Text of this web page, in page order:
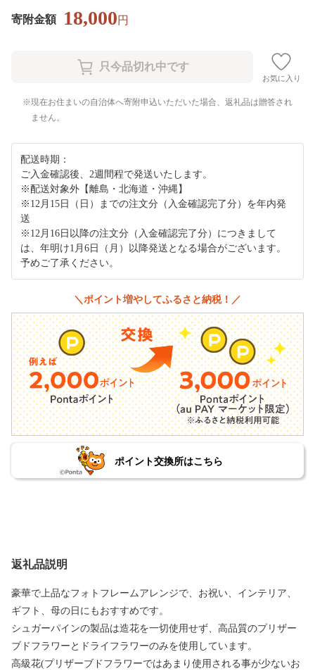
寄附金額 18,000円
お気に入り
現在お住まいの自治体へ寄附申込いただいた場合、返礼品は贈答され
ません。
配送時期：
ご入金確認後、2週間程で発送いたします。
※配送対象外【離島・北海道・沖縄】
※12月15日（日）までの注文分（入金確認完了分）を年内発
送
※12月16日以降の注文分（入金確認完了分）につきまして
は、年明け1月6日（月）以降発送となる場合がございます。
予めご了承ください。
＼ポイント増やしてふるさと納税！／
ポイント交換所はこちら
返礼品説明
豪華で上品なフォトフレームアレンジで、お祝い、インテリア、
ギフト、母の日にもおすすめです。
シュガーパインの製品は造花を一切使用せず、高品質のプリザー
ブドフラワーとドライフラワーのみを使用しています。
高級花(プリザーブドフラワーではあまり使用される事が少ないお